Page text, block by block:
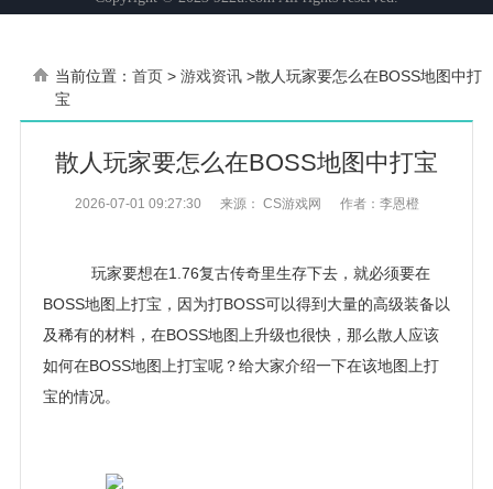
当前位置： 首页 > 游戏资讯 >散人玩家要怎么在BOSS地图中打
宝
散人玩家要怎么在BOSS地图中打宝
2026-07-01 09:27:30 来源： CS游戏网 作者：李恩橙
玩家要想在1.76复古传奇里生存下去，就必须要在
BOSS地图上打宝，因为打BOSS可以得到大量的高级装备以
及稀有的材料，在BOSS地图上升级也很快，那么散人应该
如何在BOSS地图上打宝呢？给大家介绍一下在该地图上打
宝的情况。